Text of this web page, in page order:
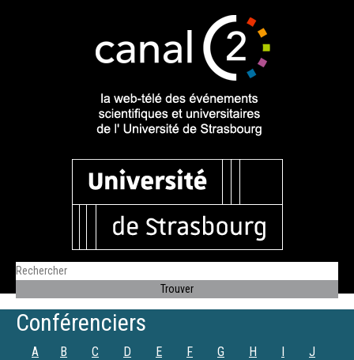
Conférenciers
A B C D E F G H I
J